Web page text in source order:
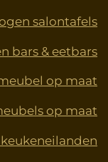
salontafels
bars & eetbars
op maat
op maat